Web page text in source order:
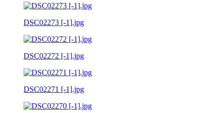
DSC02273 [-1].jpg
DSC02272 [-1].jpg
DSC02271 [-1].jpg